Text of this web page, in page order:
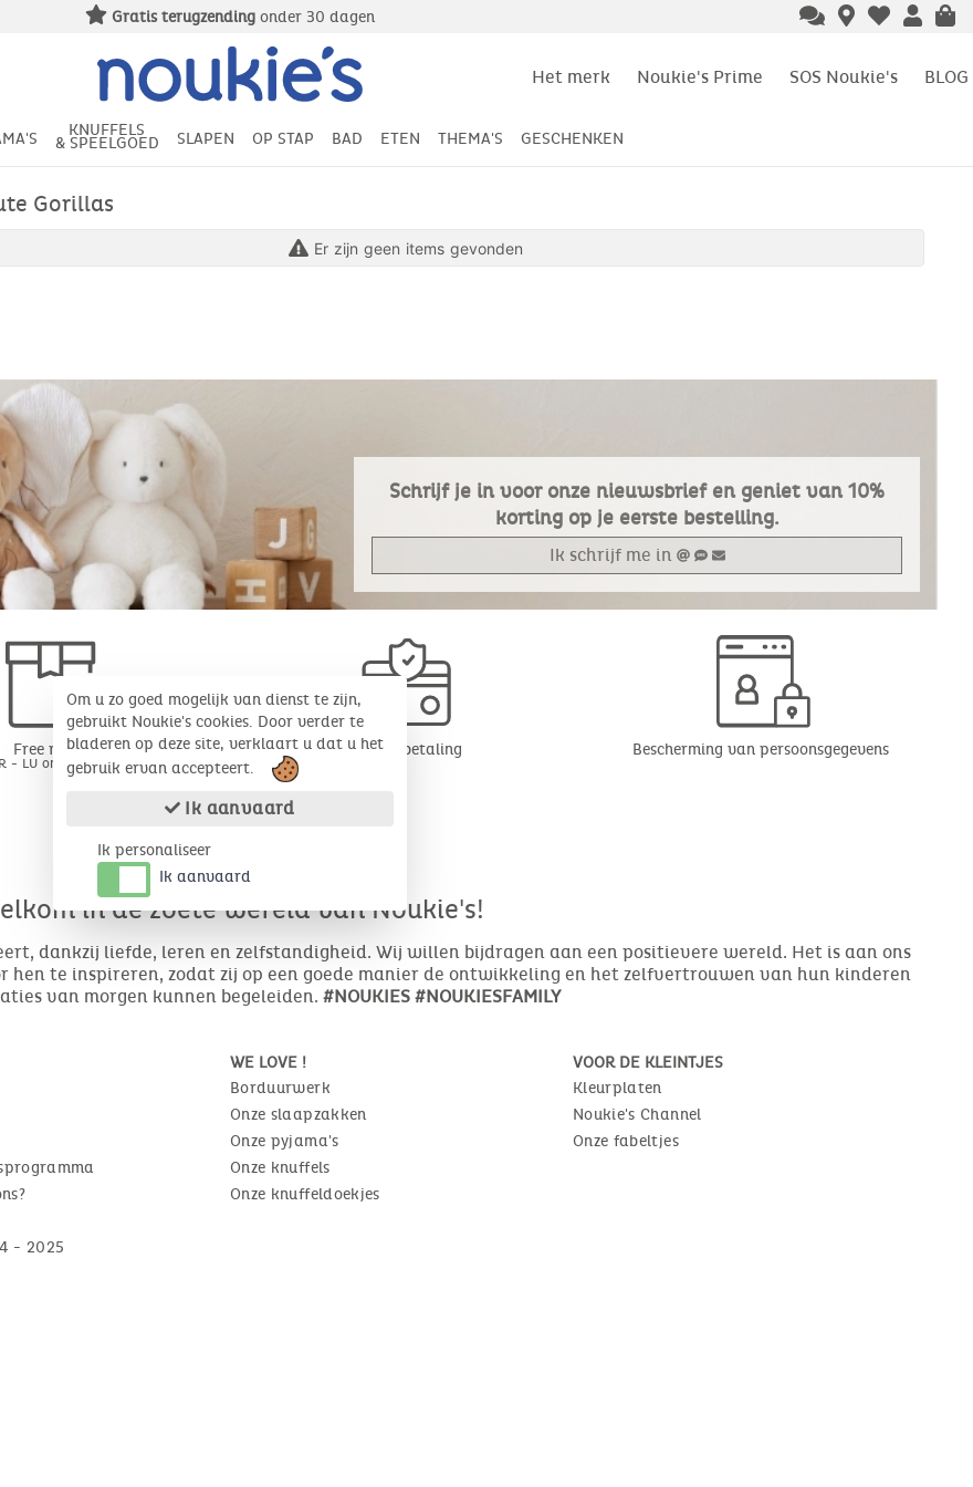
Gratis terugzending onder 30 dagen
Het merk Noukie's Prime SOS Noukie's BLOG
KNUFFELS
& SPEELGOED SLAPEN OP STAP BAD ETEN THEMA'S GESCHENKEN
Gorillas
Er zijn geen items gevonden
Schrijf je in voor onze nieuwsbrief en geniet van 10%
korting op je eerste bestelling.
Ik schrijf me in
Free return
- LU onder 30 dagen*
Veilige betaling Bescherming van persoonsgegevens
in de zoete wereld van Noukie's!
dankzij liefde, leren en zelfstandigheid. Wij willen bijdragen aan een positievere wereld. Het is aan ons
hen te inspireren, zodat zij op een goede manier de ontwikkeling en het zelfvertrouwen van hun kinderen
van morgen kunnen begeleiden. #NOUKIES #NOUKIESFAMILY
- 2025
WE LOVE !
Borduurwerk
Onze slaapzakken
Onze pyjama's
Onze knuffels
Onze knuffeldoekjes
VOOR DE KLEINTJES
Kleurplaten
Noukie's Channel
Onze fabeltjes
Om u zo goed mogelijk van dienst te zijn,
gebruikt Noukie's cookies. Door verder te
bladeren op deze site, verklaart u dat u het
gebruik ervan accepteert.
Ik aanvaard
Ik personaliseer
Ik aanvaard